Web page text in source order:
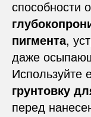
способности
пигмента,
даже
Используйте
грунтовку
перед